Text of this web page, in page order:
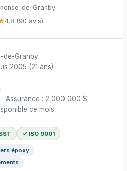
de-Granby
4.8 (90 avis)
de-Granby
2005 (21 ans)
· Assurance : 2 000 000 $
ce mois
✓ ISO 9001
époxy